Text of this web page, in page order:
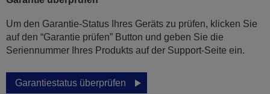
Um den Garantie-Status Ihres Geräts zu prüfen, klicken Sie
auf den “Garantie prüfen” Button und geben Sie die
Seriennummer Ihres Produkts auf der Support-Seite ein.
Garantiestatus überprüfen